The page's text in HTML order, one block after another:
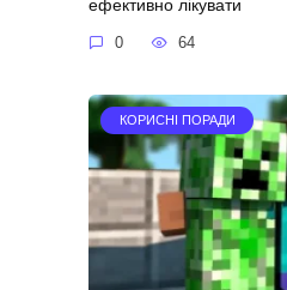
ефективно лікувати
0 64
КОРИСНІ ПОРАДИ